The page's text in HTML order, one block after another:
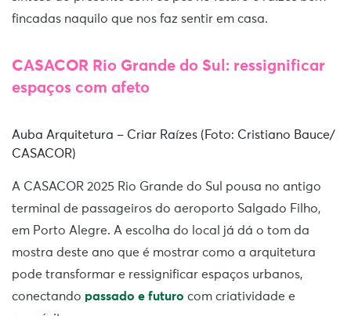
fincadas naquilo que nos faz sentir em casa.
CASACOR Rio Grande do Sul: ressignificar
espaços com afeto
Auba Arquitetura – Criar Raízes (Foto: Cristiano Bauce/
CASACOR)
A CASACOR 2025 Rio Grande do Sul pousa no antigo
terminal de passageiros do aeroporto Salgado Filho,
em Porto Alegre. A escolha do local já dá o tom da
mostra deste ano que é mostrar como a arquitetura
pode transformar e ressignificar espaços urbanos,
conectando passado e futuro com criatividade e